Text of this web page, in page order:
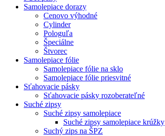
Samolepiace dorazy
Cenovo výhodné
Cylinder
Pologuľa
Špeciálne
Štvorec
Samolepiace fólie
Samolepiace fólie na sklo
Samolepiace fólie priesvitné
Sťahovacie pásky
Sťahovacie pásky rozoberateľné
Suché zipsy
Suché zipsy samolepiace
Suché zipsy samolepiace krúžky
Suchý zips na ŠPZ